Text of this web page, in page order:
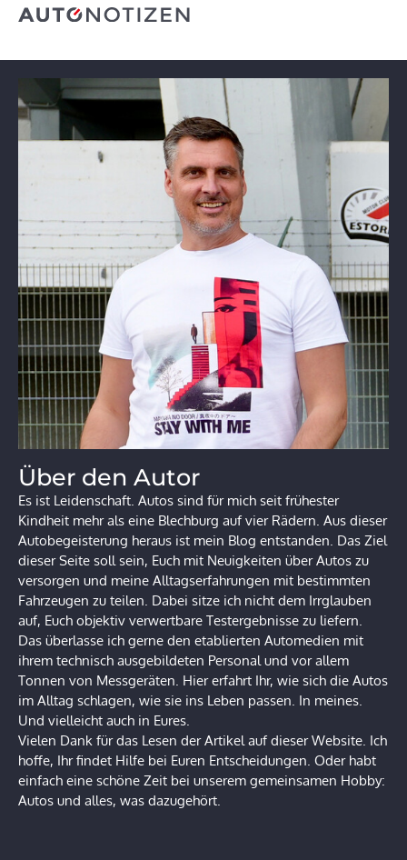
Über den Autor
Es ist Leidenschaft. Autos sind für mich seit frühester
Kindheit mehr als eine Blechburg auf vier Rädern. Aus dieser
Autobegeisterung heraus ist mein Blog entstanden. Das Ziel
dieser Seite soll sein, Euch mit Neuigkeiten über Autos zu
versorgen und meine Alltagserfahrungen mit bestimmten
Fahrzeugen zu teilen. Dabei sitze ich nicht dem Irrglauben
auf, Euch objektiv verwertbare Testergebnisse zu liefern.
Das überlasse ich gerne den etablierten Automedien mit
ihrem technisch ausgebildeten Personal und vor allem
Tonnen von Messgeräten. Hier erfahrt Ihr, wie sich die Autos
im Alltag schlagen, wie sie ins Leben passen. In meines.
Und vielleicht auch in Eures.
Vielen Dank für das Lesen der Artikel auf dieser Website. Ich
hoffe, Ihr findet Hilfe bei Euren Entscheidungen. Oder habt
einfach eine schöne Zeit bei unserem gemeinsamen Hobby:
Autos und alles, was dazugehört.